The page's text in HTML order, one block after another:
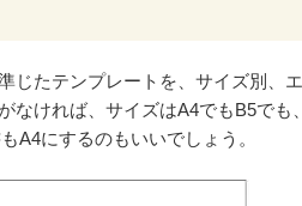
じたテンプレートを、サイズ別、
なければ、サイズはA4でもB5でも
A4にするのもいいでしょう。